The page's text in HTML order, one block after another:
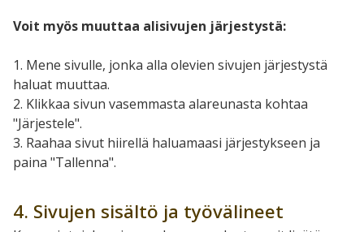
Voit myös muuttaa alisivujen järjestystä:
1. Mene sivulle, jonka alla olevien sivujen järjestystä
haluat muuttaa.
2. Klikkaa sivun vasemmasta alareunasta kohtaa
"Järjestele".
3. Raahaa sivut hiirellä haluamaasi järjestykseen ja
paina "Tallenna".
4. Sivujen sisältö ja työvälineet